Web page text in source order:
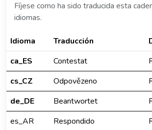
Fíjese como ha sido traducida esta
idiomas.
Idioma Traducción
ca_ES
Contestat
cs_CZ
Odpovězeno
de_DE
Beantwortet
es_AR
Respondido